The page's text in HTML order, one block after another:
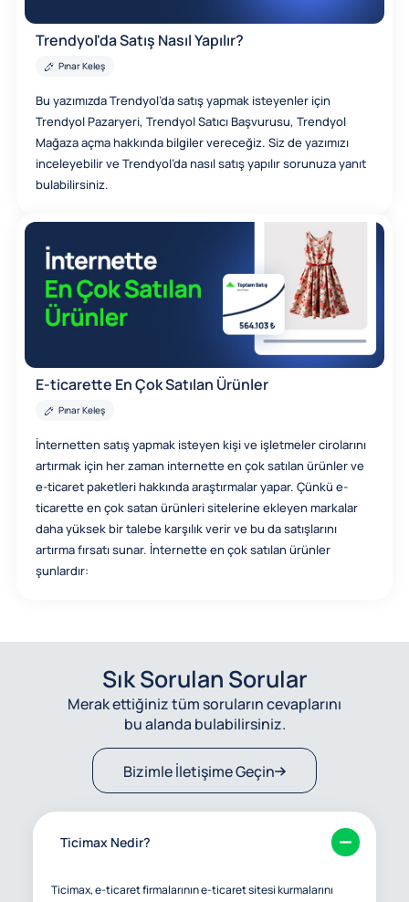
Trendyol'da Satış Nasıl Yapılır?
Pınar Keleş
Bu yazımızda Trendyol’da satış yapmak isteyenler için
Trendyol Pazaryeri, Trendyol Satıcı Başvurusu, Trendyol
Mağaza açma hakkında bilgiler vereceğiz. Siz de yazımızı
inceleyebilir ve Trendyol’da nasıl satış yapılır sorunuza yanıt
bulabilirsiniz.
E-ticarette En Çok Satılan Ürünler
Pınar Keleş
İnternetten satış yapmak isteyen kişi ve işletmeler cirolarını
artırmak için her zaman internette en çok satılan ürünler ve
e-ticaret paketleri hakkında araştırmalar yapar. Çünkü e-
ticarette en çok satan ürünleri sitelerine ekleyen markalar
daha yüksek bir talebe karşılık verir ve bu da satışlarını
artırma fırsatı sunar. İnternette en çok satılan ürünler
şunlardır:
Sık Sorulan Sorular
Merak ettiğiniz tüm soruların cevaplarını
bu alanda bulabilirsiniz.
Bizimle İletişime Geçin
Ticimax Nedir?
Ticimax, e-ticaret firmalarının e-ticaret sitesi kurmalarını